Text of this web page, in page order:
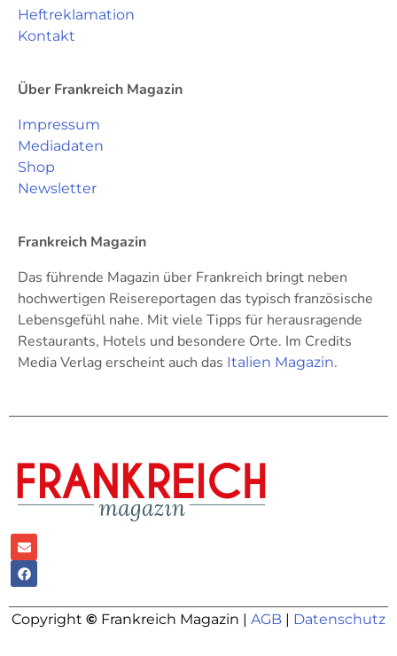
Heftreklamation
Kontakt
Über Frankreich Magazin
Impressum
Mediadaten
Shop
Newsletter
Frankreich Magazin
Das führende Magazin über Frankreich bringt neben
hochwertigen Reisereportagen das typisch französische
Lebensgefühl nahe. Mit viele Tipps für herausragende
Restaurants, Hotels und besondere Orte. Im Credits
Media Verlag erscheint auch das Italien Magazin.
Copyright © Frankreich Magazin | AGB | Datenschutz